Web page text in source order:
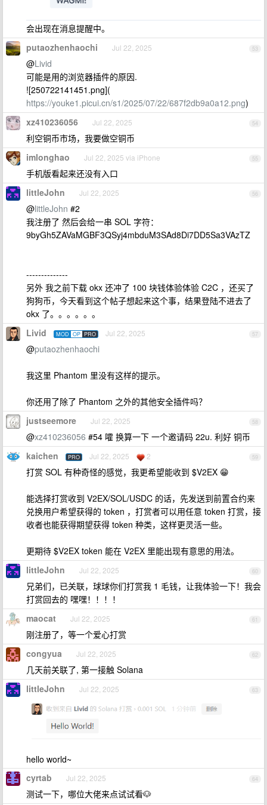
会出现在消息提醒中。
53
putaozhenhaochi Jul 22, 2025
@Livid
可能是用的浏览器插件的原因.
![250722141451.png](
https://youke1.picui.cn/s1/2025/07/22/687f2db9a0a12.png)
54
xz410236056 Jul 22, 2025
利空铜币市场，我要做空铜币
55
imlonghao Jul 22, 2025 via iPhone
手机版看起来还没有入口
56
littleJohn Jul 22, 2025
@littleJohn #2
我注册了 然后会给一串 SOL 字符：
9byGh5ZAVaMGBF3QSyj4mbduM3SAd8Di7DD5Sa3VAzTZ
--------------
另外 我之前下载 okx 还冲了 100 块钱体验体验 C2C ，还买了
狗狗币，今天看到这个帖子想起来这个事，结果登陆不进去了
okx 了。。。。。。
57
Livid MOD OP PRO Jul 22, 2025
@putaozhenhaochi
我这里 Phantom 里没有这样的提示。
你还用了除了 Phantom 之外的其他安全插件吗？
58
justseemore Jul 22, 2025
@xz410236056 #54 嚯 换算一下 一个邀请码 22u. 利好 铜币
59
kaichen PRO Jul 22, 2025 2
打赏 SOL 有种奇怪的感觉，我更希望能收到 $V2EX 😁
能选择打赏收到 V2EX/SOL/USDC 的话，先发送到前置合约来
兑换用户希望获得的 token ，打赏者可以用任意 token 打赏，接
收者也能获得期望获得 token 种类，这样更灵活一些。
更期待 $V2EX token 能在 V2EX 里能出现有意思的用法。
60
littleJohn Jul 22, 2025
兄弟们，已关联，球球你们打赏我 1 毛钱，让我体验一下！我会
打赏回去的 嘿嘿！！！！
61
maocat Jul 22, 2025
刚注册了，等一个爱心打赏
62
congyua Jul 22, 2025
几天前关联了, 第一接触 Solana
63
littleJohn Jul 22, 2025
hello world~
64
cyrtab Jul 22, 2025
测试一下，哪位大佬来点试试看🐶